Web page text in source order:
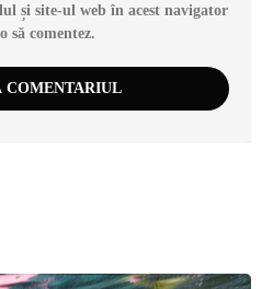
și site-ul web în acest navigator
să comentez.